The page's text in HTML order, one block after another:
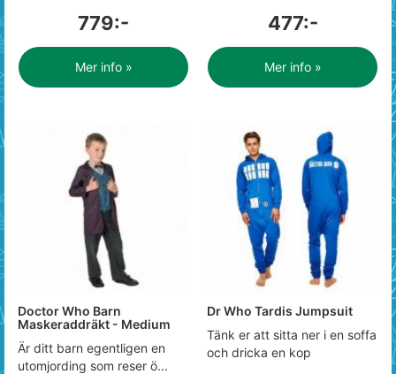
779:-
Mer info »
477:-
Mer info »
Doctor Who Barn
Maskeraddräkt - Medium
Är ditt barn egentligen en
utomjording som reser ö...
Dr Who Tardis Jumpsuit
Tänk er att sitta ner i en soffa
och dricka en kop